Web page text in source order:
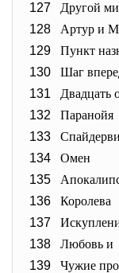
127
Другой
128
Артур и
129
Пункт
130
Шаг
131
Двадцать
132
Паранойя
133
134
Омен
135
136
Королева
137
138
Любовь и
139
Чужие